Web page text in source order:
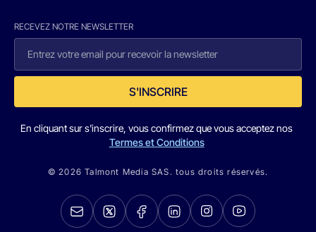
RECEVEZ NOTRE NEWSLETTER
S'INSCRIRE
En cliquant sur s'inscrire, vous confirmez que vous acceptez nos
Termes et Conditions
© 2026 Talmont Media SAS. tous droits réservés.